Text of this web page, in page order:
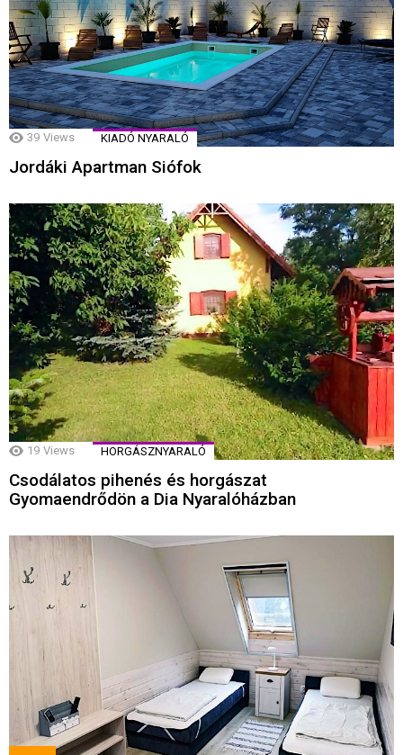
39 Views KIADÓ NYARALÓ
Jordáki Apartman Siófok
19 Views HORGÁSZNYARALÓ
Csodálatos pihenés és horgászat
Gyomaendrődön a Dia Nyaralóházban